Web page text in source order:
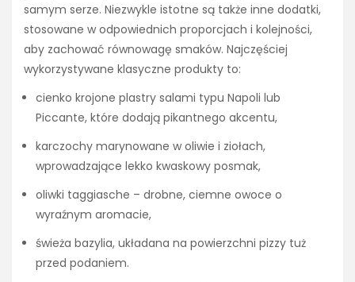
samym serze. Niezwykle istotne są także inne dodatki,
stosowane w odpowiednich proporcjach i kolejności,
aby zachować równowagę smaków. Najczęściej
wykorzystywane klasyczne produkty to:
cienko krojone plastry salami typu Napoli lub
Piccante, które dodają pikantnego akcentu,
karczochy marynowane w oliwie i ziołach,
wprowadzające lekko kwaskowy posmak,
oliwki taggiasche – drobne, ciemne owoce o
wyraźnym aromacie,
świeża bazylia, układana na powierzchni pizzy tuż
przed podaniem.